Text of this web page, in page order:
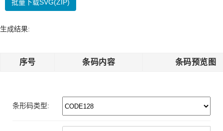
批量下载SVG(ZIP)
生成结果:
序号 条码内容 条码预览图
条形码类型: